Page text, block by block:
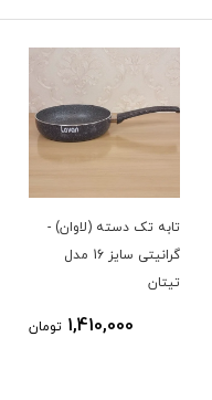
تابه تک دسته (لاوان) -
گرانیتی سایز 16 مدل
تیتان
1,410,000 تومان